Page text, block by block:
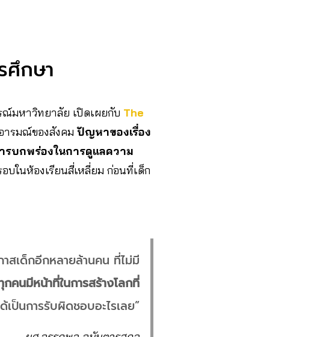
ศึกษา
มหาวิทยาลัย เปิดเผยกับ The
ารมณ์ของสังคมปัญหาของเรื่อง
บกพร่องในการดูแลความ
ในห้องเรียนสี่เหลี่ยม ก่อนที่เด็ก
สเด็กอีกหลายล้านคน ที่ไม่มี
คนมีหน้าที่ในการสร้างโลกที่
ป็นการรับผิดชอบอะไรเลย”